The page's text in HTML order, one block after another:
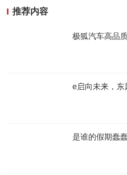
推荐内容
极狐汽车高品
e启向未来，
是谁的假期蠢